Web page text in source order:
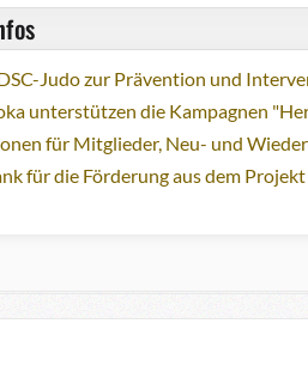
Judo zur Prävention und
unterstützen die Kampagnen
für Mitglieder, Neu- und
für die Förderung aus dem